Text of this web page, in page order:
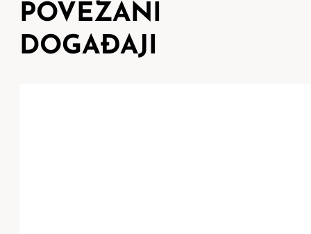
POVEZANI
DOGAĐAJI